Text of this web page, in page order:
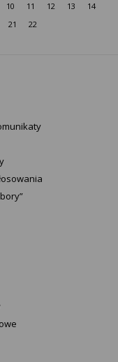
10 11 12 13
14
21 22